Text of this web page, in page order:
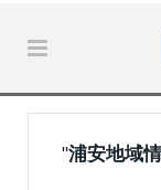
"浦安地域